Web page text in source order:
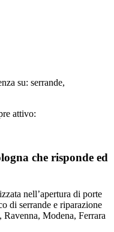
su: serrande,
attivo:
che risponde ed
nell’apertura di porte
di serrande e riparazione
Modena, Ferrara